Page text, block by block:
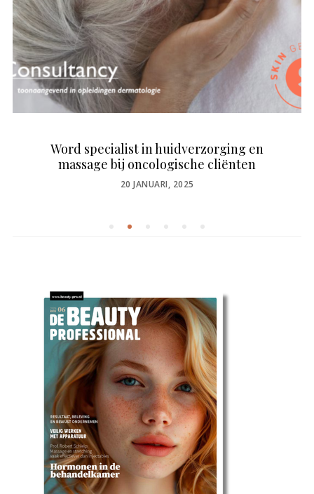
Word specialist in huidverzorging en
massage bij oncologische cliënten
POSTED
20 JANUARI, 2025